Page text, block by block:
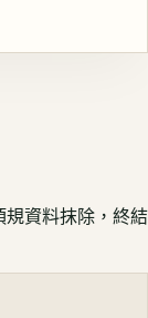
資料抹除，終結